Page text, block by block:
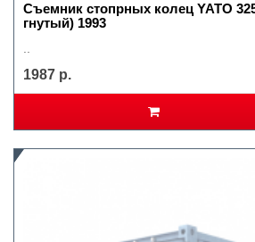
Съемник стопрных колец YATO
гнутый) 1993
1987 р.